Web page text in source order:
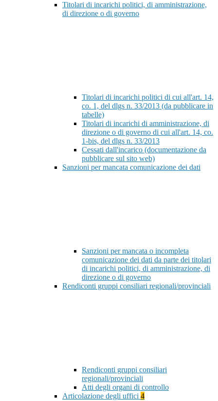
Titolari di incarichi politici, di amministrazione,
di direzione o di governo
Titolari di incarichi politici di cui all'art. 14,
co. 1, del dlgs n. 33/2013 (da pubblicare in
tabelle)
Titolari di incarichi di amministrazione, di
direzione o di governo di cui all'art. 14, co.
1-bis, del dlgs n. 33/2013
Cessati dall'incarico (documentazione da
pubblicare sul sito web)
Sanzioni per mancata comunicazione dei dati
Sanzioni per mancata o incompleta
comunicazione dei dati da parte dei titolari
di incarichi politici, di amministrazione, di
direzione o di governo
Rendiconti gruppi consiliari regionali/provinciali
Rendiconti gruppi consiliari
regionali/provinciali
Atti degli organi di controllo
Articolazione degli uffici 4